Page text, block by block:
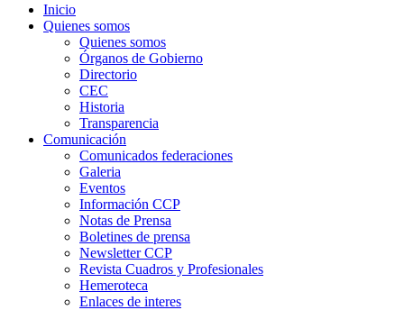
Inicio
Quienes somos
Quienes somos
Órganos de Gobierno
Directorio
CEC
Historia
Transparencia
Comunicación
Comunicados federaciones
Galeria
Eventos
Información CCP
Notas de Prensa
Boletines de prensa
Newsletter CCP
Revista Cuadros y Profesionales
Hemeroteca
Enlaces de interes